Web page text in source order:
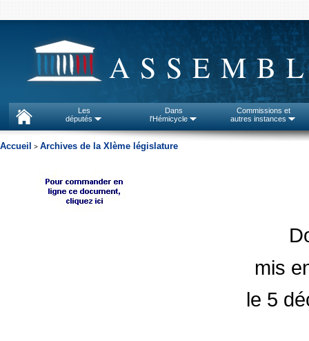
Les
députés
Dans
l'Hémicycle
Commissions et
autres instances
Accueil > Archives de la XIème législature
mis
le 5